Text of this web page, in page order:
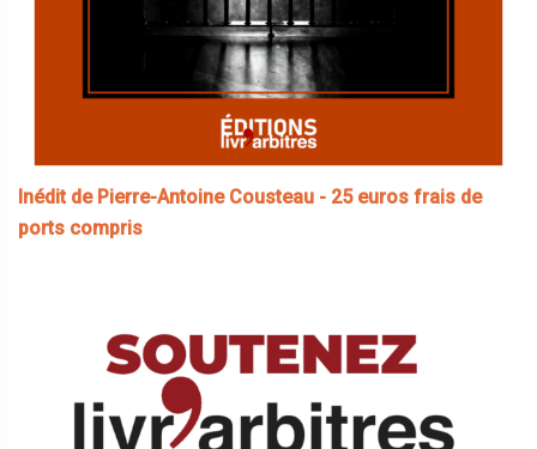
Inédit de Pierre-Antoine Cousteau - 25 euros frais de
ports compris